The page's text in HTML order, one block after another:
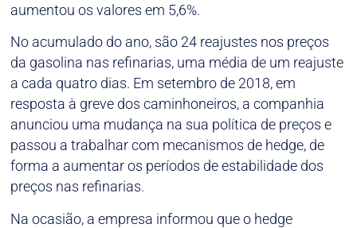
aumentou os valores em 5,6%.
No acumulado do ano, são 24 reajustes nos preços
da gasolina nas refinarias, uma média de um reajuste
a cada quatro dias. Em setembro de 2018, em
resposta à greve dos caminhoneiros, a companhia
anunciou uma mudança na sua política de preços e
passou a trabalhar com mecanismos de hedge, de
forma a aumentar os períodos de estabilidade dos
preços nas refinarias.
Na ocasião, a empresa informou que o hedge